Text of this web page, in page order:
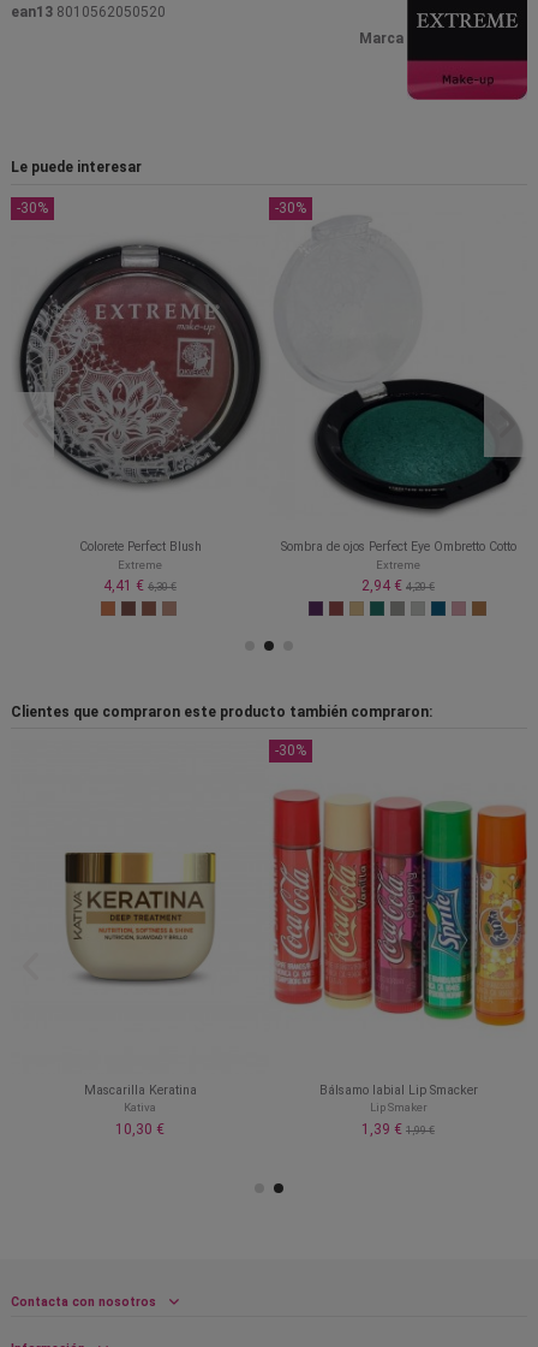
Marca
ean13 8010562050520
Le puede interesar
-30%
Colorete Perfect Blush
Extreme
4,41 € 6,30 €
-30%
Sombra de ojos Perfect Eye Ombretto Cotto
Extreme
2,94 € 4,20 €
Clientes que compraron este producto también compraron:
Mascarilla Keratina
Kativa
10,30 €
-30%
Bálsamo labial Lip Smacker
Lip Smaker
1,39 € 1,99 €
Contacta con nosotros